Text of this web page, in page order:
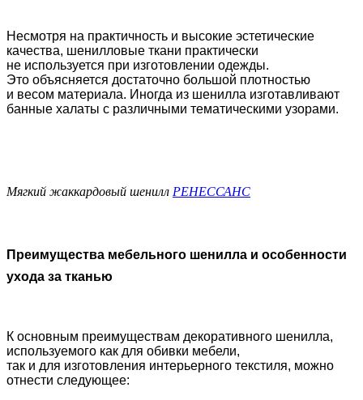
Несмотря на практичность и высокие эстетические
качества, шенилловые ткани практически
не используется при изготовлении одежды.
Это объясняется достаточно большой плотностью
и весом материала. Иногда из шенилла изготавливают
банные халаты с различными тематическими узорами.
Мягкий жаккардовый шенилл РЕНЕССАНС
Преимущества мебельного шенилла и особенности
ухода за тканью
К основным преимуществам декоративного шенилла,
используемого как для обивки мебели,
так и для изготовления интерьерного текстиля, можно
отнести следующее: